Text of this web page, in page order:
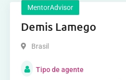
MentorAdvisor
Demis Lamego
Brasil
Tipo de agente